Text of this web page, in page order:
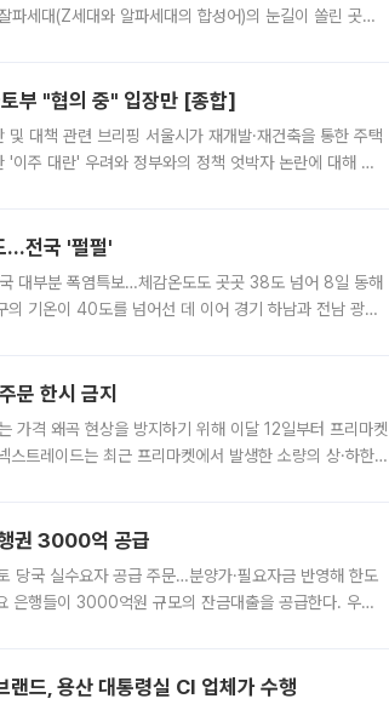
세대(Z세대와 알파세대의 합성어)의 눈길이 쏠린 곳은
부 "협의 중" 입장만 [종합]
대책 관련 브리핑 서울시가 재개발·재건축을 통한 주택
이주 대란' 우려와 정부와의 정책 엇박자 논란에 대해 정
…전국 '펄펄'
대부분 폭염특보…체감온도도 곳곳 38도 넘어 8일 동해
의 기온이 40도를 넘어선 데 이어 경기 하남과 전남 광양
문 한시 금지
가격 왜곡 현상을 방지하기 위해 이달 12일부터 프리마켓
트레이드는 최근 프리마켓에서 발생한 소량의 상·하한
권 3000억 공급
당국 실수요자 공급 주문…분양가·필요자금 반영해 한도
은행들이 3000억원 규모의 잔금대출을 공급한다. 우리
드, 용산 대통령실 CI 업체가 수행